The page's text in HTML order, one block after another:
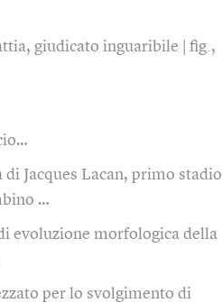
giudicato inguaribile | fig.,
Jacques Lacan, primo stadio
…
evoluzione morfologica della
per lo svolgimento di